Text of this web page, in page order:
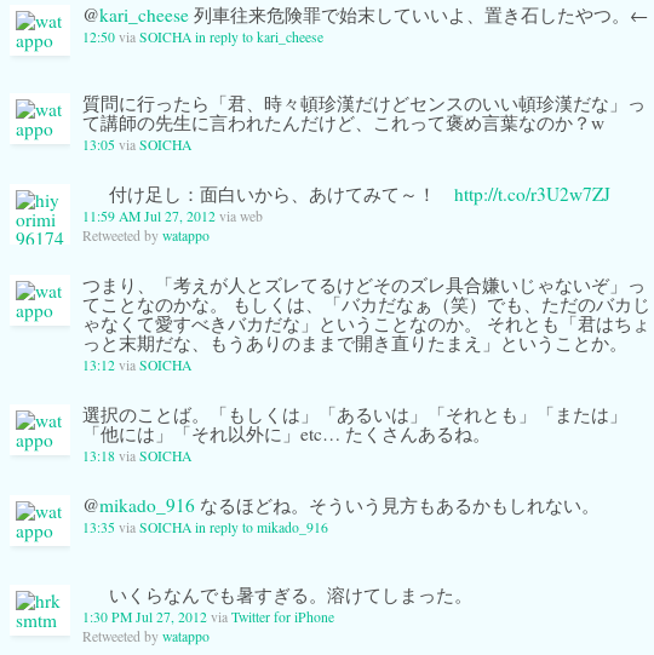
@kari_cheese 列車往来危険罪で始末していいよ、置き石したやつ。←
12:50 via SOICHA in reply to kari_cheese
質問に行ったら「君、時々頓珍漢だけどセンスのいい頓珍漢だな」っ
て講師の先生に言われたんだけど、これって褒め言葉なのか？w
13:05 via SOICHA
付け足し：面白いから、あけてみて～！ http://t.co/r3U2w7ZJ
11:59 AM Jul 27, 2012 via web
Retweeted by watappo
つまり、「考えが人とズレてるけどそのズレ具合嫌いじゃないぞ」っ
てことなのかな。 もしくは、「バカだなぁ（笑）でも、ただのバカじ
ゃなくて愛すべきバカだな」ということなのか。 それとも「君はちょ
っと末期だな、もうありのままで開き直りたまえ」ということか。
13:12 via SOICHA
選択のことば。「もしくは」「あるいは」「それとも」「または」
「他には」「それ以外に」etc… たくさんあるね。
13:18 via SOICHA
@mikado_916 なるほどね。そういう見方もあるかもしれない。
13:35 via SOICHA in reply to mikado_916
いくらなんでも暑すぎる。溶けてしまった。
1:30 PM Jul 27, 2012 via Twitter for iPhone
Retweeted by watappo